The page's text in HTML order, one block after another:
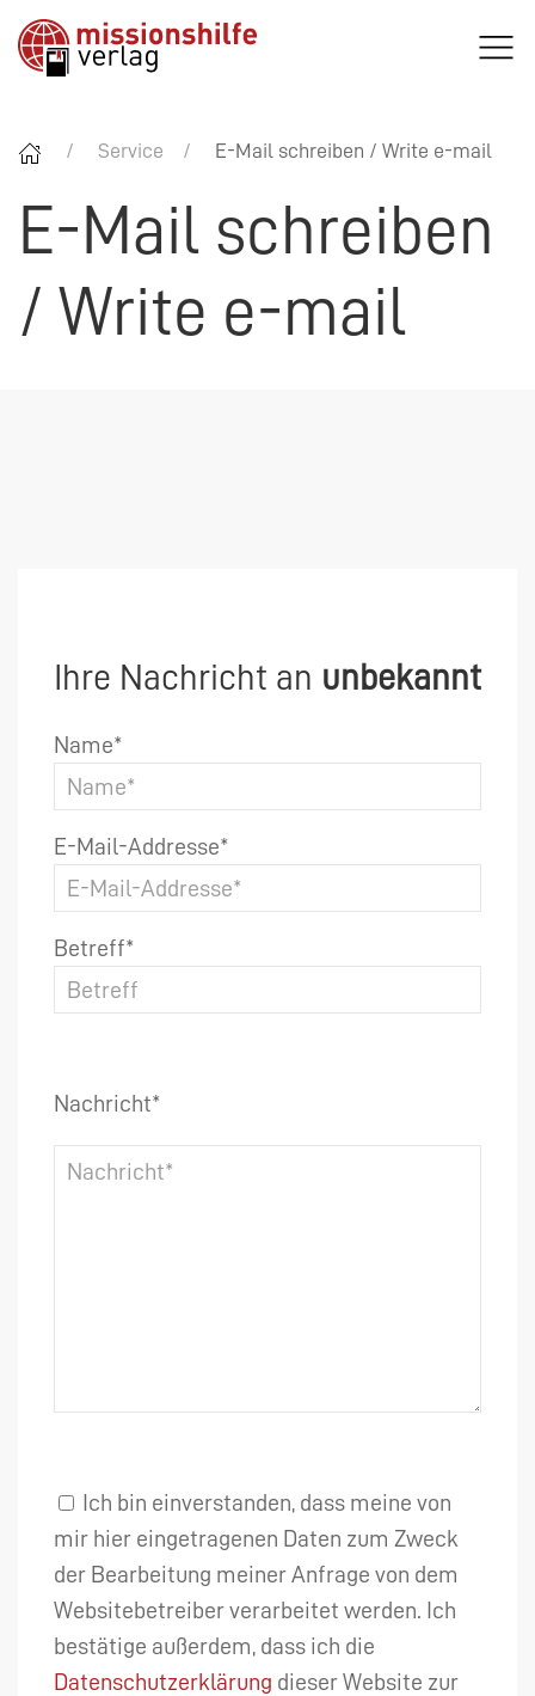
Service E-Mail schreiben / Write e-mail
E-Mail schreiben
/ Write e-mail
Ihre Nachricht an unbekannt
Name*
E-Mail-Addresse*
Betreff*
Nachricht*
Ich bin einverstanden, dass meine von
mir hier eingetragenen Daten zum Zweck
der Bearbeitung meiner Anfrage von dem
Websitebetreiber verarbeitet werden. Ich
bestätige außerdem, dass ich die
Datenschutzerklärung dieser Website zur